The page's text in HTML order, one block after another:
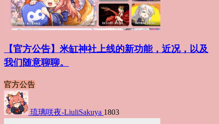
【官方公告】米缸神社上线的新功能，近况，以及
我们随意聊聊。
官方公告
琉璃咲夜-LiuliSakuya 1803